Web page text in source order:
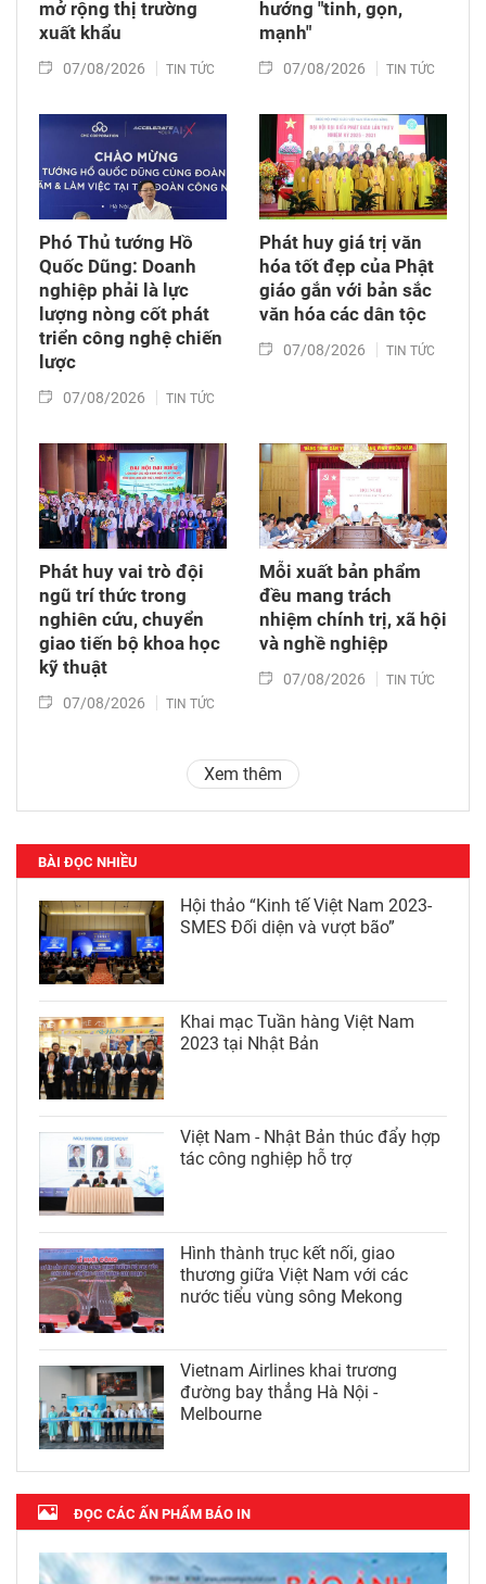
mở rộng thị trường
xuất khẩu
07/08/2026 TIN TỨC
hướng "tinh, gọn,
mạnh"
07/08/2026 TIN TỨC
Phó Thủ tướng Hồ
Quốc Dũng: Doanh
nghiệp phải là lực
lượng nòng cốt phát
triển công nghệ chiến
lược
07/08/2026 TIN TỨC
Phát huy giá trị văn
hóa tốt đẹp của Phật
giáo gắn với bản sắc
văn hóa các dân tộc
07/08/2026 TIN TỨC
Phát huy vai trò đội
ngũ trí thức trong
nghiên cứu, chuyển
giao tiến bộ khoa học
kỹ thuật
07/08/2026 TIN TỨC
Mỗi xuất bản phẩm
đều mang trách
nhiệm chính trị, xã hội
và nghề nghiệp
07/08/2026 TIN TỨC
Xem thêm
BÀI ĐỌC NHIỀU
Hội thảo “Kinh tế Việt Nam 2023-
SMES Đối diện và vượt bão”
Khai mạc Tuần hàng Việt Nam
2023 tại Nhật Bản
Việt Nam - Nhật Bản thúc đẩy hợp
tác công nghiệp hỗ trợ
Hình thành trục kết nối, giao
thương giữa Việt Nam với các
nước tiểu vùng sông Mekong
Vietnam Airlines khai trương
đường bay thẳng Hà Nội -
Melbourne
ĐỌC CÁC ẤN PHẨM BÁO IN